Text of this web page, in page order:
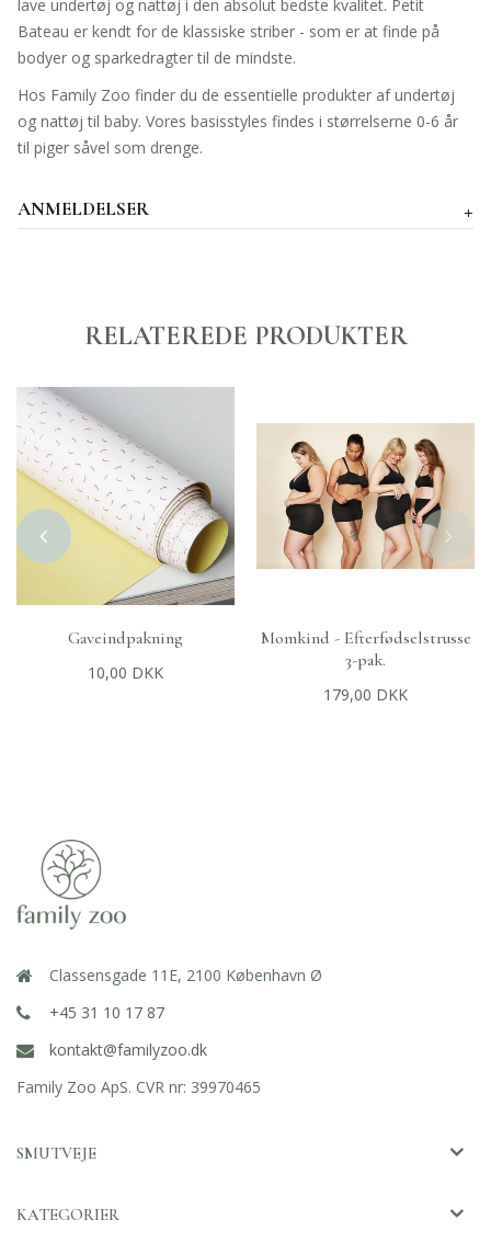
lave undertøj og nattøj i den absolut bedste kvalitet. Petit
Bateau er kendt for de klassiske striber - som er at finde på
bodyer og sparkedragter til de mindste.
Hos Family Zoo finder du de essentielle produkter af undertøj
og nattøj til baby. Vores basisstyles findes i størrelserne 0-6 år
til piger såvel som drenge.
ANMELDELSER
RELATEREDE PRODUKTER
TILFØJ TIL KURV
Gaveindpakning
10,00 DKK
+ VÆLG MULIGHEDER
Momkind - Efterfødselstrusse
3-pak.
179,00 DKK
Classensgade 11E, 2100 København Ø
+45 31 10 17 87
kontakt@familyzoo.dk
Family Zoo ApS. CVR nr: 39970465
SMUTVEJE
KATEGORIER